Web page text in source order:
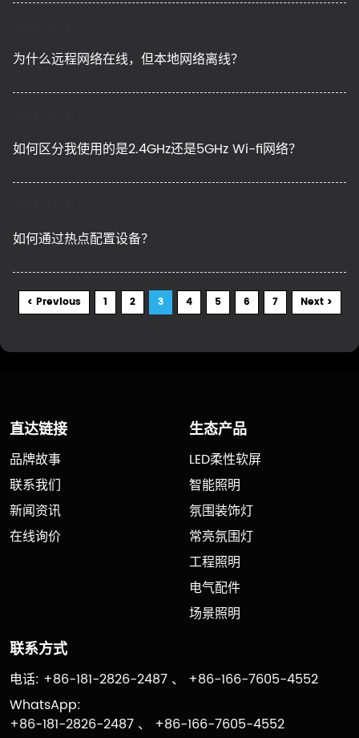
为什么远程网络在线，但本地网络离线？
如何区分我使用的是2.4GHz还是5GHz Wi-fi网络？
如何通过热点配置设备？
< Previous 1 2 3 4 5 6 7 Next >
直达链接
品牌故事
联系我们
新闻资讯
在线询价
生态产品
LED柔性软屏
智能照明
氛围装饰灯
常亮氛围灯
工程照明
电气配件
场景照明
联系方式
电话: +86-181-2826-2487 、 +86-166-7605-4552
WhatsApp:
+86-181-2826-2487 、 +86-166-7605-4552